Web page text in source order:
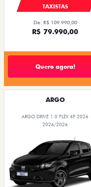
TAXISTAS
De: R$ 109.990,00
R$ 79.990,00
Quero agora!
ARGO
ARGO DRIVE 1.0 FLEX 4P 2026
2026/2026